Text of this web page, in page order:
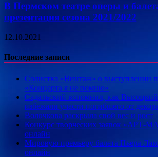
В Пермском театре оперы и
презентация сезона 2021/2022
12.10.2021
Последние записи
Солистка «Винтаж» о выступлении
«Концерта я не помню»
Садальский вспомнил, как
избежали участи погибшего от
Волочкова раскрыла свой вес и рост
Конкурс творческих заявок «АРТ-
онлайн
Мировую премьеру балета Пьера
онлайн